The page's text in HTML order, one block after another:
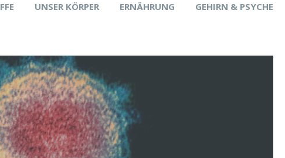
UNSER KÖRPER ERNÄHRUNG GEHIRN & PSYCHE